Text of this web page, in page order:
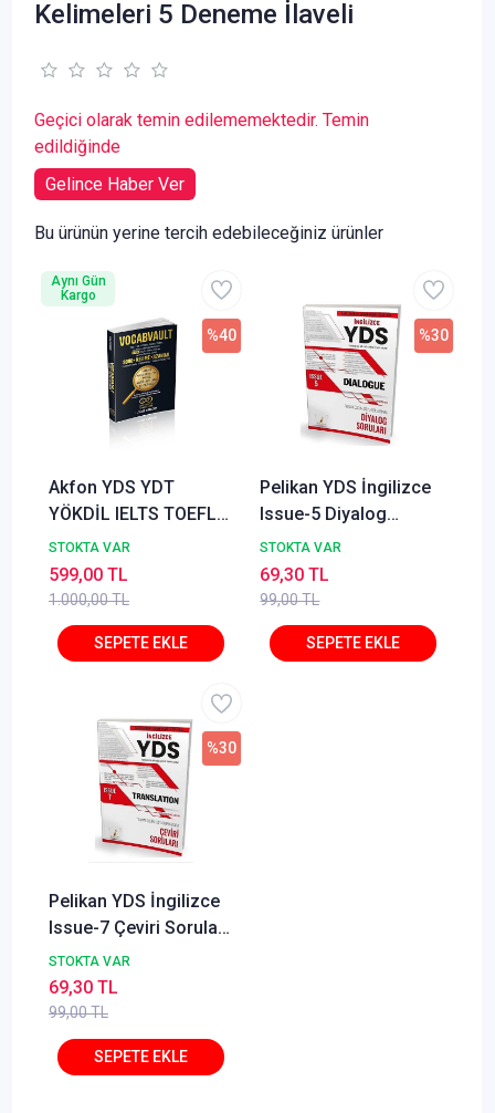
Kelimeleri 5 Deneme İlaveli
Geçici olarak temin edilememektedir. Temin
edildiğinde
Gelince Haber Ver
Bu ürünün yerine tercih edebileceğiniz ürünler
Akfon YDS YDT
YÖKDİL IELTS TOEFL
VOCABVAULT 1750
Özgün Kelime Sorusu
- İlyas Ersöz
STOKTA VAR
1.000,00 TL
%40
599,00 TL
Aynı Gün
Kargo
Pelikan YDS İngilizce
Issue-5 Diyalog
Soruları Pelikan
Yayınları
STOKTA VAR
99,00 TL
%30
69,30 TL
Pelikan YDS İngilizce
Issue-7 Çeviri Soruları
Pelikan Yayınları
STOKTA VAR
99,00 TL
%30
69,30 TL